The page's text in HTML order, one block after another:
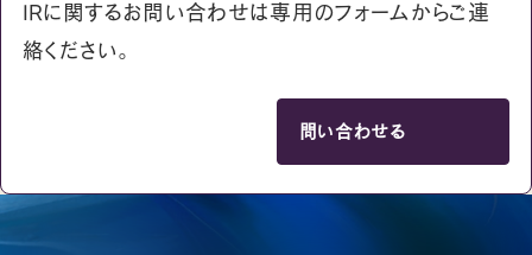
IRに関するお問い合わせは専用のフォームからご連
絡ください。
問い合わせる